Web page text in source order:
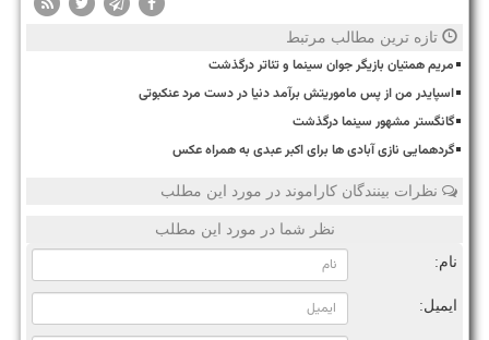
تازه ترین مطالب مرتبط
مریم همتیان بازیگر جوان سینما و تئاتر درگذشت
اسپایدر من از پس ماموریتش برآمد دنیا در دست مرد عنکبوتی
گانگستر مشهور سینما درگذشت
گردهمایی نازی آبادی ها برای اکبر عبدی به همراه عکس
نظرات بینندگان کاراموند در مورد این مطلب
نظر شما در مورد این مطلب
نام:
ایمیل: